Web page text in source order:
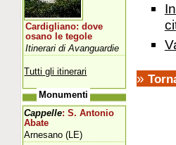
»
Cardigliano: dove
osano le tegole
Itinerari di Avanguardie
Tutti gli itinerari
Monumenti
Cappelle: S. Antonio
Abate
Arnesano (LE)